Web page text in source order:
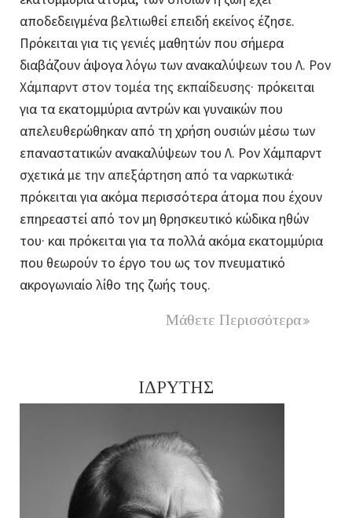
αποδεδειγμένα βελτιωθεί επειδή εκείνος έζησε.
Πρόκειται για τις γενιές μαθητών που σήμερα
διαβάζουν άψογα λόγω των ανακαλύψεων του Λ. Ρον
Χάμπαρντ στον τομέα της εκπαίδευσης· πρόκειται
για τα εκατομμύρια αντρών και γυναικών που
απελευθερώθηκαν από τη χρήση ουσιών μέσω των
επαναστατικών ανακαλύψεων του Λ. Ρον Χάμπαρντ
σχετικά με την απεξάρτηση από τα ναρκωτικά·
πρόκειται για ακόμα περισσότερα άτομα που έχουν
επηρεαστεί από τον μη θρησκευτικό κώδικα ηθών
του· και πρόκειται για τα πολλά ακόμα εκατομμύρια
που θεωρούν το έργο του ως τον πνευματικό
ακρογωνιαίο λίθο της ζωής τους.
Μάθετε Περισσότερα
ΙΔΡΥΤΗΣ